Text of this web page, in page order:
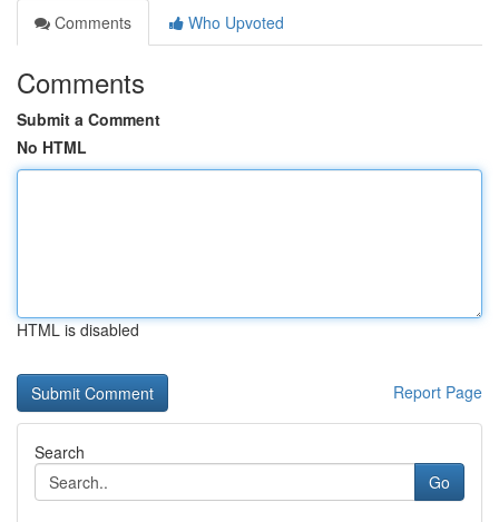
Comments
Who Upvoted
Comments
Submit a Comment
No HTML
HTML is disabled
Report Page
Search
Go